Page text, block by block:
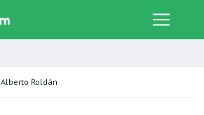
Alberto Roldán